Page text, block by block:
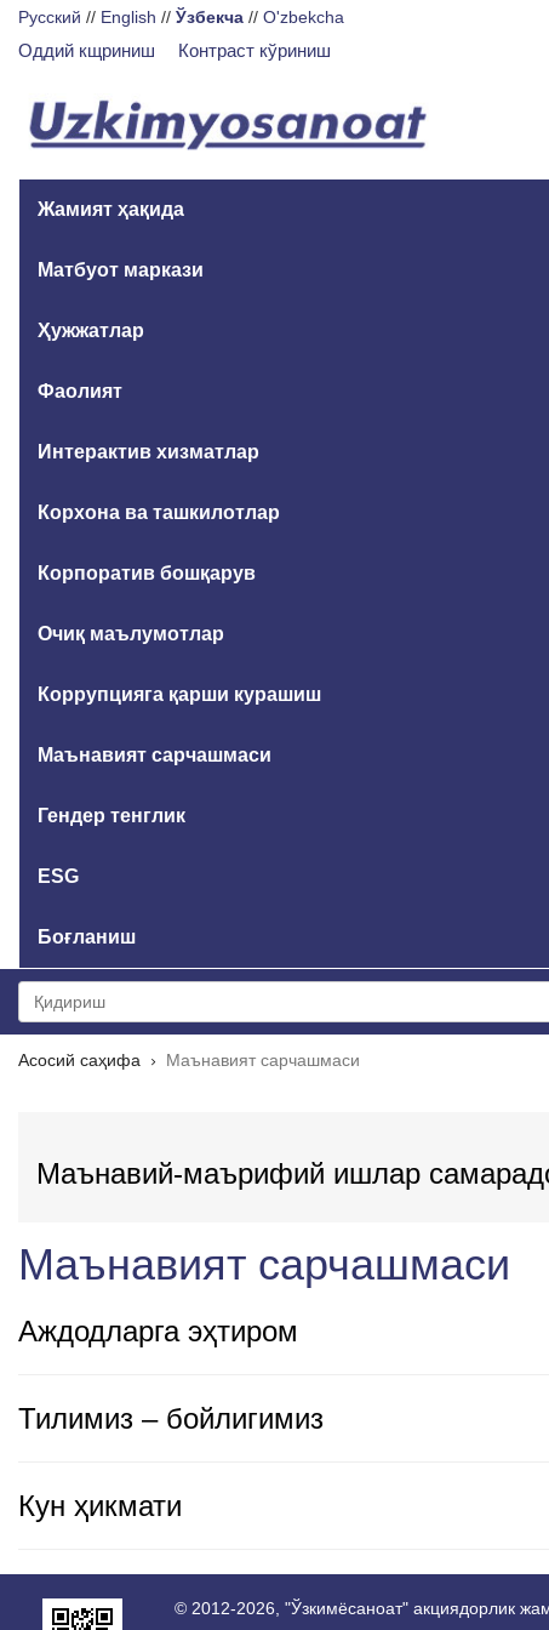
Русский // English // Ўзбекча // O'zbekcha
Оддий кщриниш Контраст кўриниш
Жамият ҳақида
Матбуот маркази
Ҳужжатлар
Фаолият
Интерактив хизматлар
Корхона ва ташкилотлар
Корпоратив бошқарув
Очиқ маълумотлар
Коррупцияга қарши курашиш
Маънавият сарчашмаси
Гендер тенглик
ESG
Боғланиш
Асосий саҳифа Маънавият сарчашмаси
Маънавий-маърифий ишлар
Маънавият сарчашмаси
Аждодларга эҳтиром
Тилимиз – бойлигимиз
Кун ҳикмати
© 2012-2026, "Ўзкимёсаноат" акциядорлик